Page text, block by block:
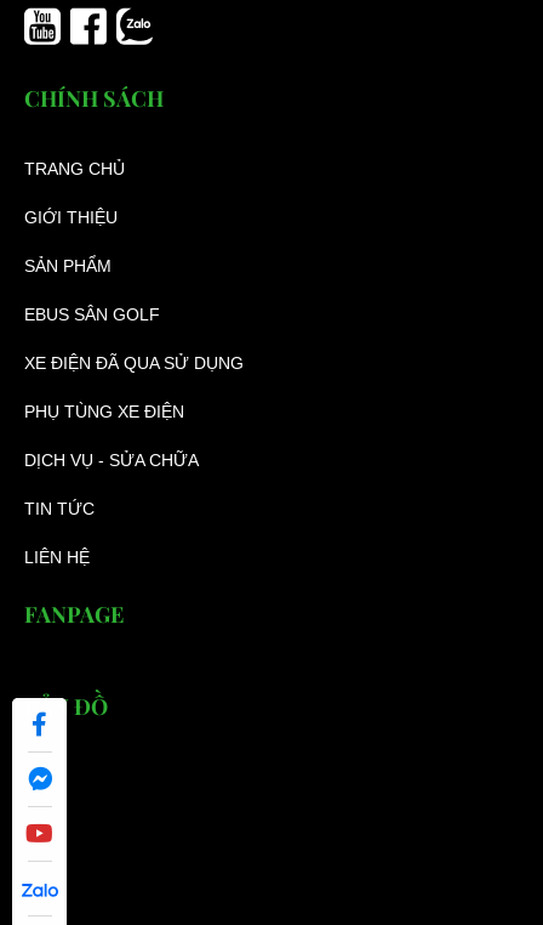
CHÍNH SÁCH
TRANG CHỦ
GIỚI THIỆU
SẢN PHẨM
EBUS SÂN GOLF
XE ĐIỆN ĐÃ QUA SỬ DỤNG
PHỤ TÙNG XE ĐIỆN
DỊCH VỤ - SỬA CHỮA
TIN TỨC
LIÊN HỆ
FANPAGE
BẢN ĐỒ